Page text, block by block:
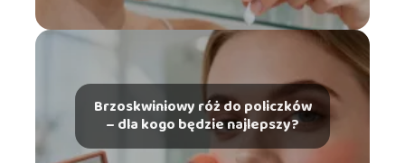
Brzoskwiniowy róż do policzków
– dla kogo będzie najlepszy?